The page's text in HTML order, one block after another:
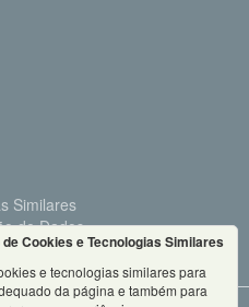
Similares
de Dados
Cookies e Tecnologias Similares
e tecnologias similares para
da página e também para